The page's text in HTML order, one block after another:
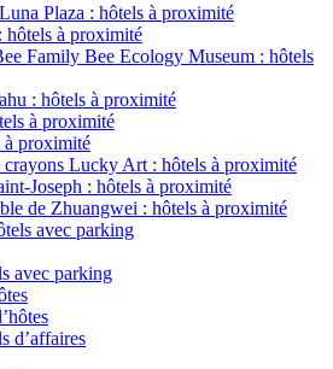
Plaza : hôtels à proximité
à proximité
Family Bee Ecology Museum : hôtels
: hôtels à proximité
à proximité
à proximité
crayons Lucky Art : hôtels à proximité
Joseph : hôtels à proximité
de Zhuangwei : hôtels à proximité
avec parking
avec parking
d’affaires